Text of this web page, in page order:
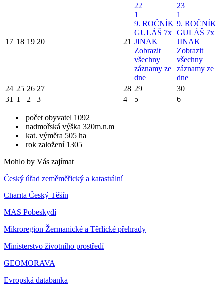
17 18 19 20 21
22
1
9. ROČNÍK
GULÁŠ 7x
JINAK
Zobrazit
všechny
záznamy ze
dne
23
1
9. ROČNÍK
GULÁŠ 7x
JINAK
Zobrazit
všechny
záznamy ze
dne
24 25 26 27 28 29
30
31 1 2 3 4 5 6
počet obyvatel 1092
nadmořská výška 320m.n.m
kat. výměra 505 ha
rok založení 1305
Mohlo by Vás zajímat
Český úřad zeměměřický a katastrální
Charita Český Těšín
MAS Pobeskydí
Mikroregion Žermanické a Těrlické přehrady
Ministerstvo životního prostředí
GEOMORAVA
Evropská databanka